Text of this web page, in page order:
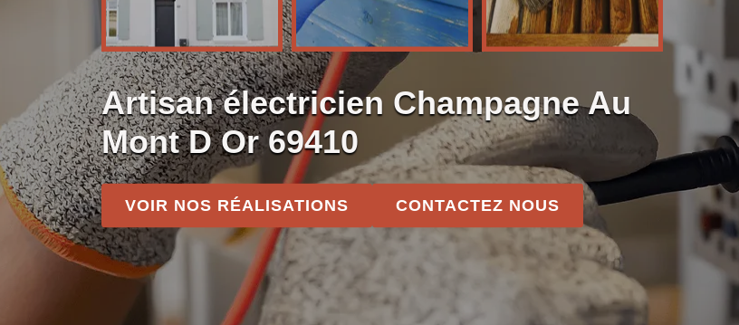
Artisan électricien Champagne Au
Mont D Or 69410
VOIR NOS RÉALISATIONS CONTACTEZ NOUS